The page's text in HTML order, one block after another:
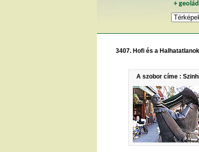
+
3407. Hofi és a Halhatatlanok
A szobor címe :